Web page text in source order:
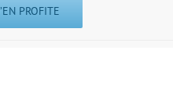
PROFITE